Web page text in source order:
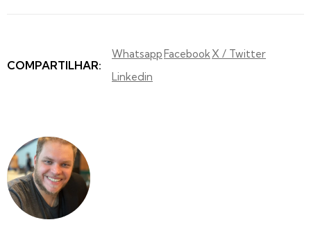
COMPARTILHAR:
WhatsappFacebookX / Twitter
Linkedin